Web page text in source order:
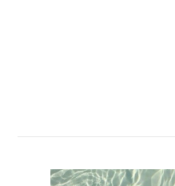
Enregistrer mon nom,